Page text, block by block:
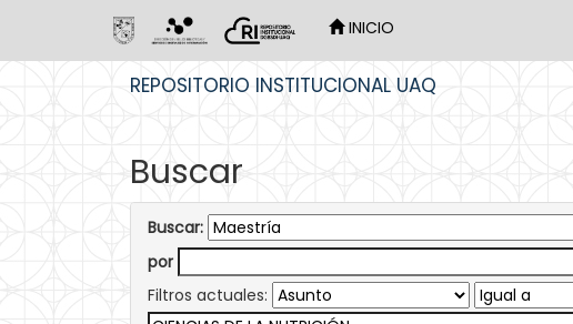
INICIO
REPOSITORIO INSTITUCIONAL UAQ
Buscar
Buscar:
por
Filtros actuales: